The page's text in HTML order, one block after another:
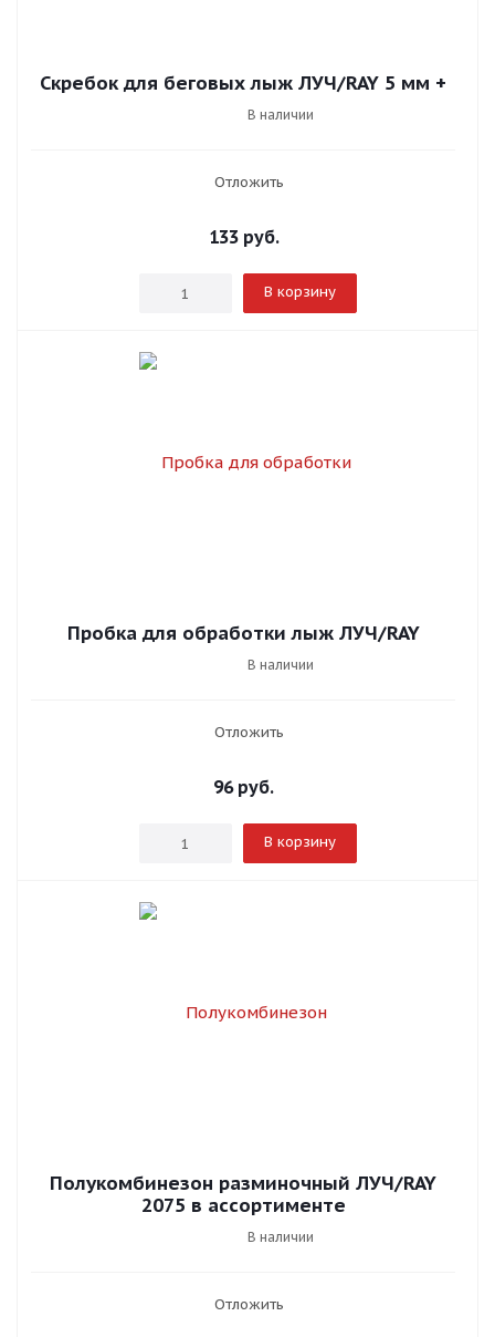
Скребок для беговых лыж ЛУЧ/RAY 5 мм +
В наличии
Отложить
133руб.
В корзину
Пробка для обработки лыж ЛУЧ/RAY
В наличии
Отложить
96руб.
В корзину
Полукомбинезон разминочный ЛУЧ/RAY
2075 в ассортименте
В наличии
Отложить